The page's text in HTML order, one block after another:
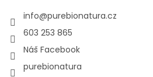
info@purebionatura.cz
603 253 865
Náš Facebook
purebionatura